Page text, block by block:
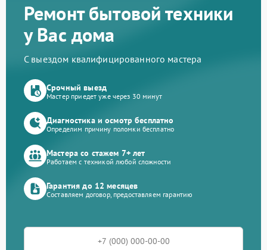
Ремонт бытовой техники
у Вас дома
С выездом квалифицированного мастера
Срочный выезд
Мастер приедет уже через 30 минут
Диагностика и осмотр бесплатно
Определим причину поломки бесплатно
Мастера со стажем 7+ лет
Работаем с техникой любой сложности
Гарантия до 12 месяцев
Составляем договор, предоставляем гарантию